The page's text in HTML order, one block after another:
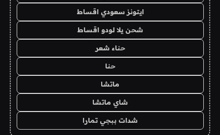
ايتونز سعودي اقساط
شحن يلا لودو اقساط
حناء شعر
حنا
ماتشا
شاي ماتشا
شدات ببجي تمارا